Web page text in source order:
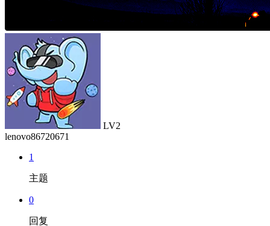
LV2
lenovo86720671
1
主题
0
回复